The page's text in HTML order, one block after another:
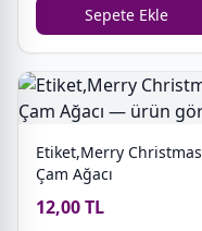
Sepete Ekle
Etiket,Merry Christmas
Çam Ağacı
12,00 TL